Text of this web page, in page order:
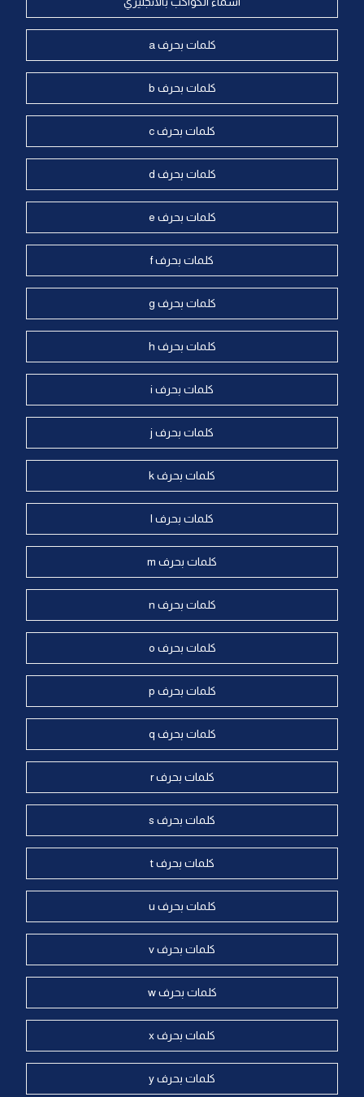
كلمات بحرف a
كلمات بحرف b
كلمات بحرف c
كلمات بحرف d
كلمات بحرف e
كلمات بحرف f
كلمات بحرف g
كلمات بحرف h
كلمات بحرف i
كلمات بحرف j
كلمات بحرف k
كلمات بحرف l
كلمات بحرف m
كلمات بحرف n
كلمات بحرف o
كلمات بحرف p
كلمات بحرف q
كلمات بحرف r
كلمات بحرف s
كلمات بحرف t
كلمات بحرف u
كلمات بحرف v
كلمات بحرف w
كلمات بحرف x
كلمات بحرف y